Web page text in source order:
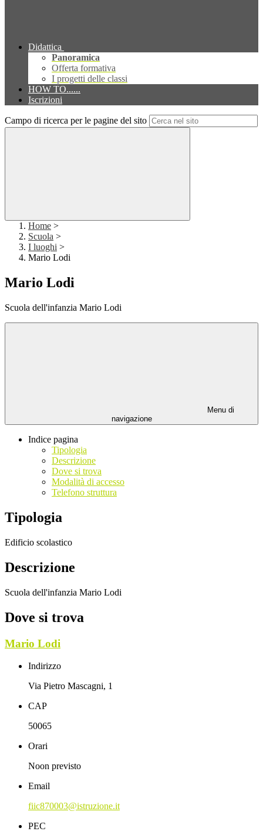
Didattica
Panoramica
Offerta formativa
I progetti delle classi
HOW TO......
Iscrizioni
Campo di ricerca per le pagine del sito
Home >
Scuola >
I luoghi >
Mario Lodi
Mario Lodi
Scuola dell'infanzia Mario Lodi
Menu di
navigazione
Indice pagina
Tipologia
Descrizione
Dove si trova
Modalità di accesso
Telefono struttura
Tipologia
Edificio scolastico
Descrizione
Scuola dell'infanzia Mario Lodi
Dove si trova
Mario Lodi
Indirizzo
Via Pietro Mascagni, 1
CAP
50065
Orari
Noon previsto
Email
fiic870003@istruzione.it
PEC